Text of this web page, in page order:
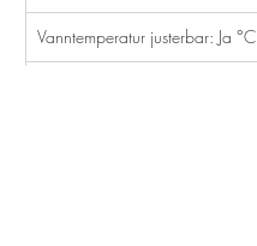
Vanntemperatur justerbar: Ja °C